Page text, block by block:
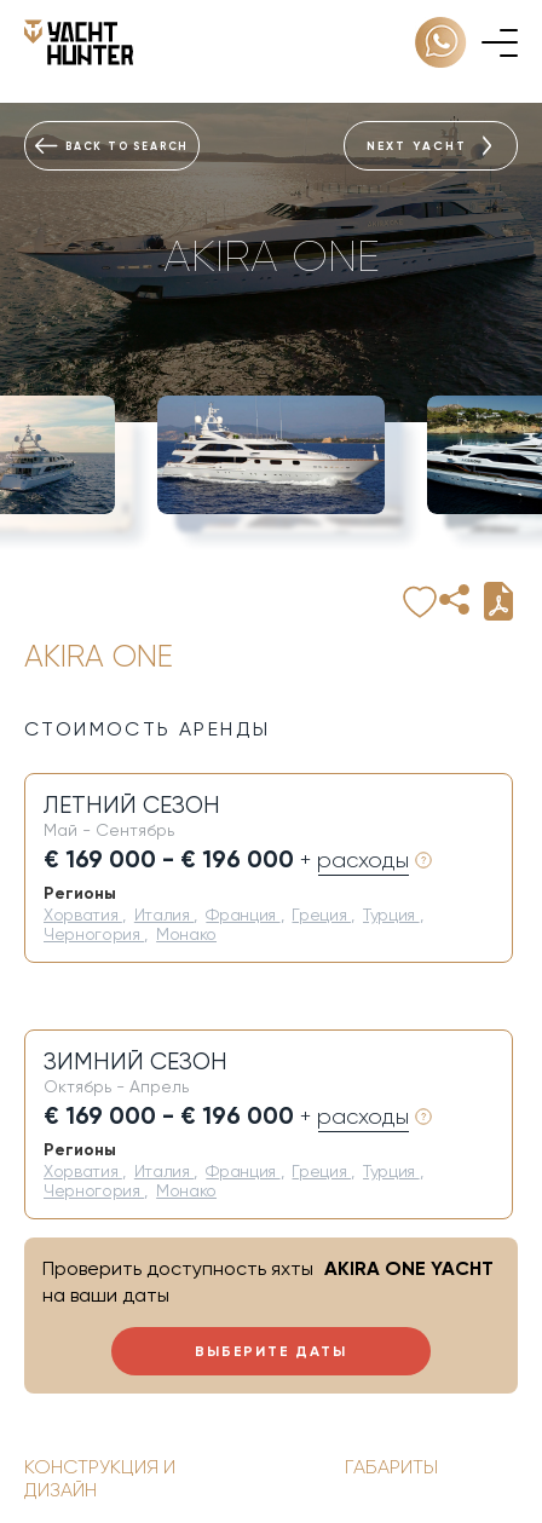
BACK TO SEARCH NEXT YACHT
AKIRA ONE
AKIRA ONE
СТОИМОСТЬ АРЕНДЫ
ЛЕТНИЙ СЕЗОН
Май - Сентябрь
€ 169 000 - € 196 000 + расходы
Регионы
Хорватия Италия ,Франция Греция Турция
Черногория
Монако
ЗИМНИЙ СЕЗОН
Октябрь - Апрель
€ 169 000 - € 196 000 + расходы
Регионы
Хорватия Италия ,Франция Греция Турция
Черногория
Монако
ВЫБЕРИТЕ ДАТЫ
Проверить доступность яхты AKIRA ONE YACHT
на ваши даты
КОНСТРУКЦИЯ И
ДИЗАЙН
ГАБАРИТЫ